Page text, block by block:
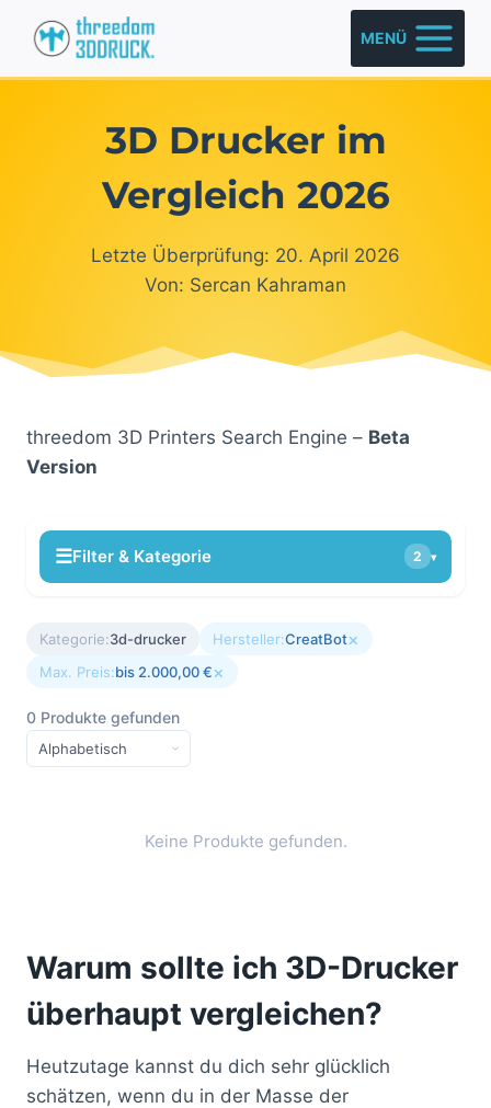
Inhalt
springen
MENÜ
3D Drucker im
Vergleich 2026
Letzte Überprüfung: 20. April 2026
Von: Sercan Kahraman
threedom 3D Printers Search Engine – Beta
Version
☰Filter & Kategorie 2 ▾
Kategorie:3d-drucker Hersteller:CreatBot×
Max. Preis:bis 2.000,00 €×
0 Produkte gefunden
Keine Produkte gefunden.
Warum sollte ich 3D-Drucker
überhaupt vergleichen?
Heutzutage kannst du dich sehr glücklich
schätzen, wenn du in der Masse der